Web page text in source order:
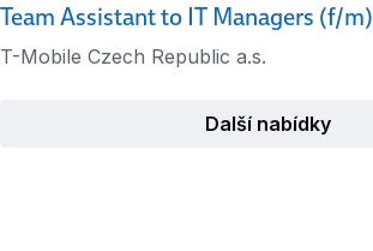
Team Assistant to IT Managers (f/m)
T-Mobile Czech Republic a.s.
Další nabídky